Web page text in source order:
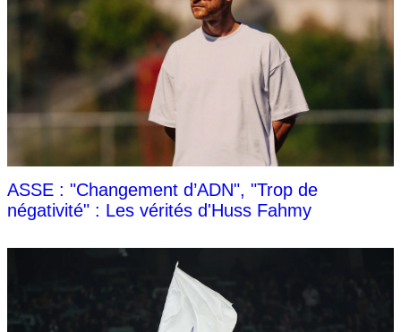
ASSE : "Changement d’ADN", "Trop de
négativité" : Les vérités d'Huss Fahmy